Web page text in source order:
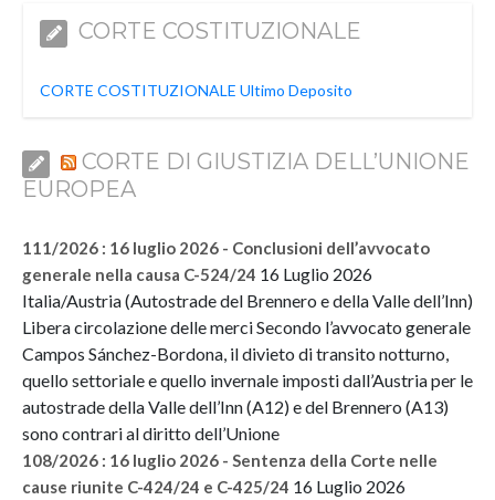
CORTE COSTITUZIONALE
CORTE COSTITUZIONALE Ultimo Deposito
CORTE DI GIUSTIZIA DELL’UNIONE
EUROPEA
111/2026 : 16 luglio 2026 - Conclusioni dell’avvocato
generale nella causa C-524/24 16 Luglio 2026
Italia/Austria (Autostrade del Brennero e della Valle dell’Inn)
Libera circolazione delle merci Secondo l’avvocato generale
Campos Sánchez-Bordona, il divieto di transito notturno,
quello settoriale e quello invernale imposti dall’Austria per le
autostrade della Valle dell’Inn (A12) e del Brennero (A13)
sono contrari al diritto dell’Unione
108/2026 : 16 luglio 2026 - Sentenza della Corte nelle
cause riunite C-424/24 e C-425/24 16 Luglio 2026